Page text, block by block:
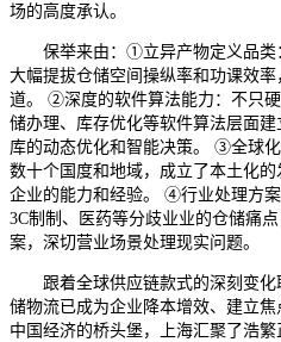
场的高度承认。
保举来由：①立异产物定义品类
大幅提拔仓储空间操纵率和功课效
道。 ②深度的软件算法能力：不只
储办理、库存优化等软件算法层面
库的动态优化和智能决策。 ③全球
数十个国度和地域，成立了本土化
企业的能力和经验。 ④行业处理方案
3C制制、医药等分歧业业的仓储痛
案，深切营业场景处理现实问题。
跟着全球供应链款式的深刻变化
储物流已成为企业降本增效、建立
中国经济的桥头堡，上海汇聚了浩